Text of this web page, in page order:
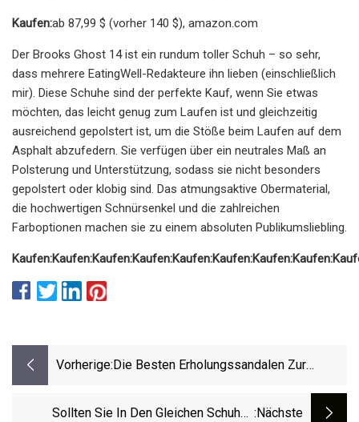
Kaufen:ab 87,99 $ (vorher 140 $), amazon.com
Der Brooks Ghost 14 ist ein rundum toller Schuh – so sehr,
dass mehrere EatingWell-Redakteure ihn lieben (einschließlich
mir). Diese Schuhe sind der perfekte Kauf, wenn Sie etwas
möchten, das leicht genug zum Laufen ist und gleichzeitig
ausreichend gepolstert ist, um die Stöße beim Laufen auf dem
Asphalt abzufedern. Sie verfügen über ein neutrales Maß an
Polsterung und Unterstützung, sodass sie nicht besonders
gepolstert oder klobig sind. Das atmungsaktive Obermaterial,
die hochwertigen Schnürsenkel und die zahlreichen
Farboptionen machen sie zu einem absoluten Publikumsliebling.
Kaufen:Kaufen:Kaufen:Kaufen:Kaufen:Kaufen:Kaufen:Kaufen:
Vorherige: Die Besten Erholungssandalen Zur
Sollten Sie In Den Gleichen Schuhen :nächste